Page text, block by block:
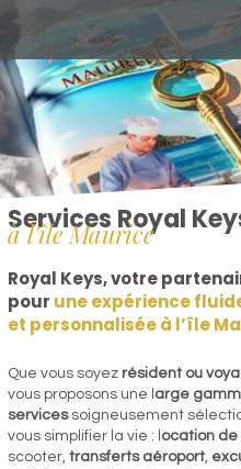
Services Royal
à l'île Maurice
Royal Keys, votre
pour une expérience
et personnalisée à l’île
Que vous soyez résident ou
vous proposons une l arge
services soigneusement
vous simplifier la vie : l ocation de
scooter, transferts aéroport,